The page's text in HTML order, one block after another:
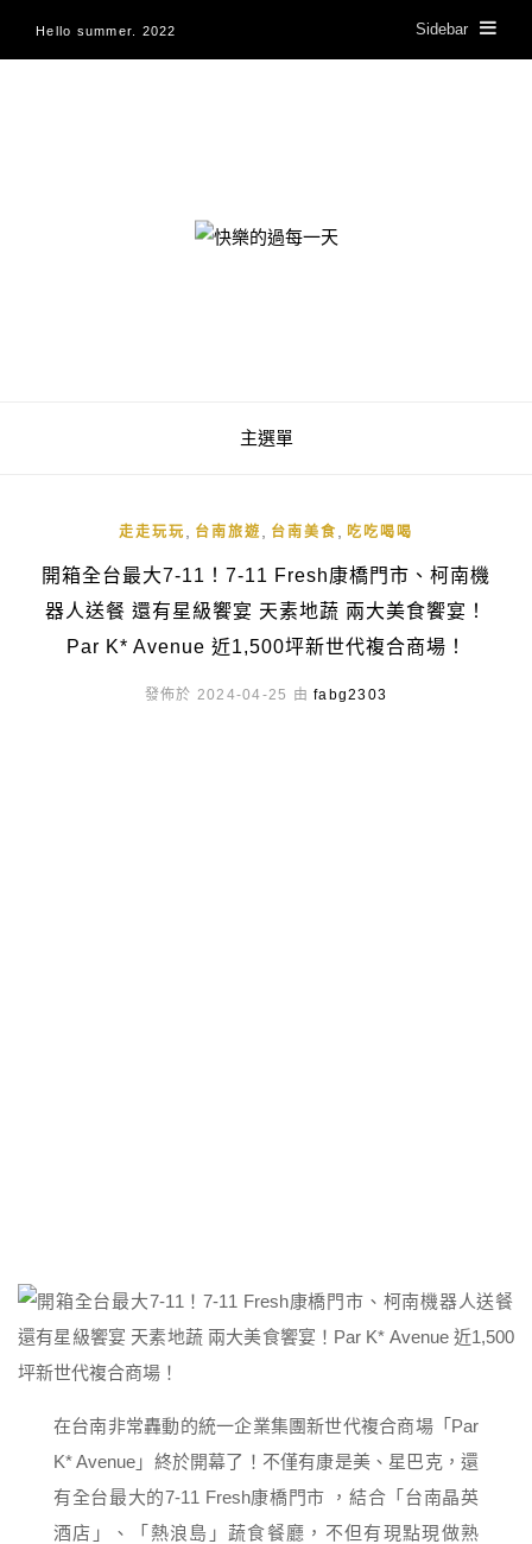
Hello summer. 2022 Sidebar
快樂的過每一天
主選單
走走玩玩 台南旅遊 台南美食 吃吃喝喝
開箱全台最大7-11！7-11 Fresh康橋門市、柯南機
器人送餐 還有星級饗宴 天素地蔬 兩大美食饗宴！
Par K* Avenue 近1,500坪新世代複合商場！
發佈於 2024-04-25 由fabg2303
在台南非常轟動的統一企業集團新世代複合商場「Par
K* Avenue」終於開幕了！不僅有康是美、星巴克，還
有全台最大的7-11 Fresh康橋門市 ，結合「台南晶英
酒店」、「熱浪島」蔬食餐廳，不但有現點現做熟